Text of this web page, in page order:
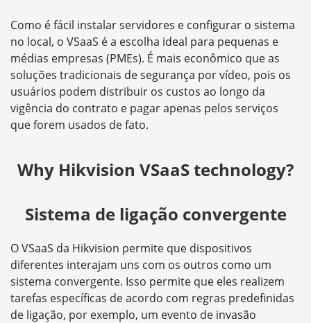
Como é fácil instalar servidores e configurar o sistema
no local, o VSaaS é a escolha ideal para pequenas e
médias empresas (PMEs). É mais econômico que as
soluções tradicionais de segurança por vídeo, pois os
usuários podem distribuir os custos ao longo da
vigência do contrato e pagar apenas pelos serviços
que forem usados de fato.
Why Hikvision VSaaS technology?
Sistema de ligação convergente
O VSaaS da Hikvision permite que dispositivos
diferentes interajam uns com os outros como um
sistema convergente. Isso permite que eles realizem
tarefas específicas de acordo com regras predefinidas
de ligação, por exemplo, um evento de invasão